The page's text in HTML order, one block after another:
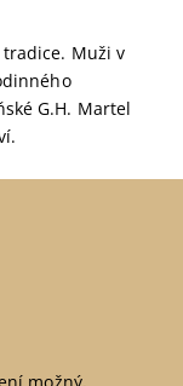
Muži v
G.H. Martel